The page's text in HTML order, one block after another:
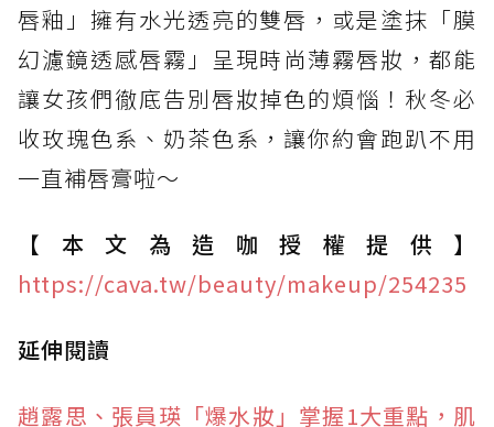
唇釉」擁有水光透亮的雙唇，或是塗抹「膜
幻濾鏡透感唇霧」呈現時尚薄霧唇妝，都能
讓女孩們徹底告別唇妝掉色的煩惱！秋冬必
收玫瑰色系、奶茶色系，讓你約會跑趴不用
一直補唇膏啦～
【本文為造咖授權提供】
https://cava.tw/beauty/makeup/254235
延伸閱讀
趙露思、張員瑛「爆水妝」掌握1大重點，肌